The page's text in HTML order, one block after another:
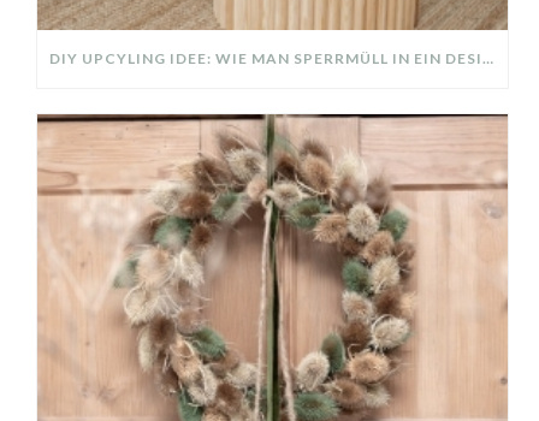
DIY UPCYLING IDEE: WIE MAN SPERRMÜLL IN EIN DESIGNER TEIL VERWANDELT